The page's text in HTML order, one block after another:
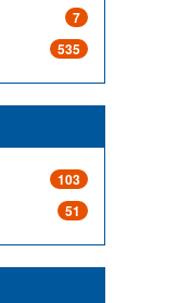
7
535
103
51